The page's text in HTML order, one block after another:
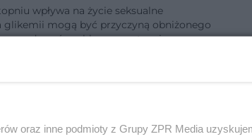
wpływa na życie seksualne
glikemii mogą być przyczyną obniżonego
powodować problemy z potencją,
oraz inne podmioty z Grupy ZPR Media